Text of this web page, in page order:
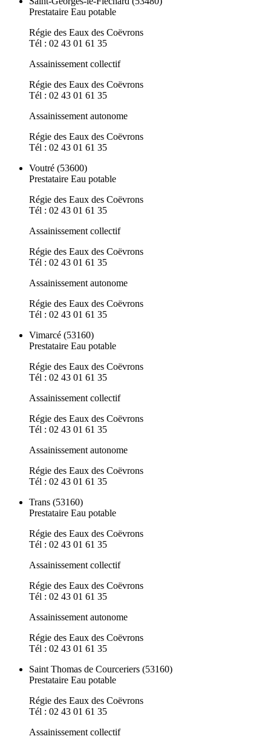
Prestataire Eau potable
Régie des Eaux des Coëvrons
Tél : 02 43 01 61 35
Assainissement collectif
Régie des Eaux des Coëvrons
Tél : 02 43 01 61 35
Assainissement autonome
Régie des Eaux des Coëvrons
Tél : 02 43 01 61 35
Voutré (53600)
Prestataire Eau potable
Régie des Eaux des Coëvrons
Tél : 02 43 01 61 35
Assainissement collectif
Régie des Eaux des Coëvrons
Tél : 02 43 01 61 35
Assainissement autonome
Régie des Eaux des Coëvrons
Tél : 02 43 01 61 35
Vimarcé (53160)
Prestataire Eau potable
Régie des Eaux des Coëvrons
Tél : 02 43 01 61 35
Assainissement collectif
Régie des Eaux des Coëvrons
Tél : 02 43 01 61 35
Assainissement autonome
Régie des Eaux des Coëvrons
Tél : 02 43 01 61 35
Trans (53160)
Prestataire Eau potable
Régie des Eaux des Coëvrons
Tél : 02 43 01 61 35
Assainissement collectif
Régie des Eaux des Coëvrons
Tél : 02 43 01 61 35
Assainissement autonome
Régie des Eaux des Coëvrons
Tél : 02 43 01 61 35
Saint Thomas de Courceriers (53160)
Prestataire Eau potable
Régie des Eaux des Coëvrons
Tél : 02 43 01 61 35
Assainissement collectif